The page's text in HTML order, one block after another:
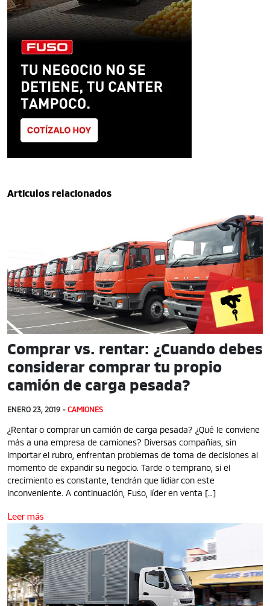
Articulos relacionados
Comprar vs. rentar: ¿Cuando debes
considerar comprar tu propio
camión de carga pesada?
ENERO 23, 2019 - CAMIONES
¿Rentar o comprar un camión de carga pesada? ¿Qué le conviene
más a una empresa de camiones? Diversas compañías, sin
importar el rubro, enfrentan problemas de toma de decisiones al
momento de expandir su negocio. Tarde o temprano, si el
crecimiento es constante, tendrán que lidiar con este
inconveniente. A continuación, Fuso, líder en venta […]
Leer más